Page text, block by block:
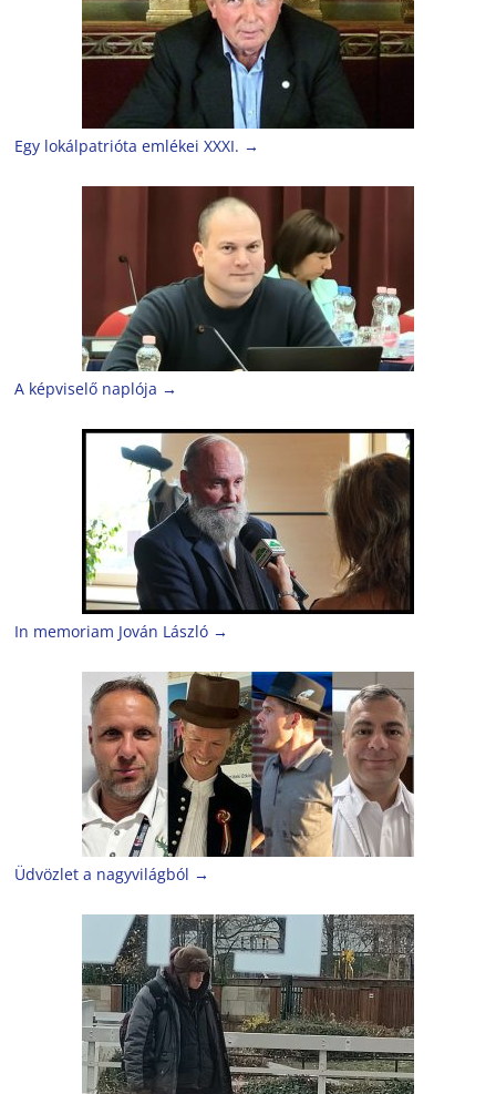
Egy lokálpatrióta emlékei XXXI. →
A képviselő naplója →
In memoriam Jován László →
Üdvözlet a nagyvilágból →